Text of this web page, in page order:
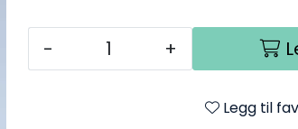
- +
Legg til